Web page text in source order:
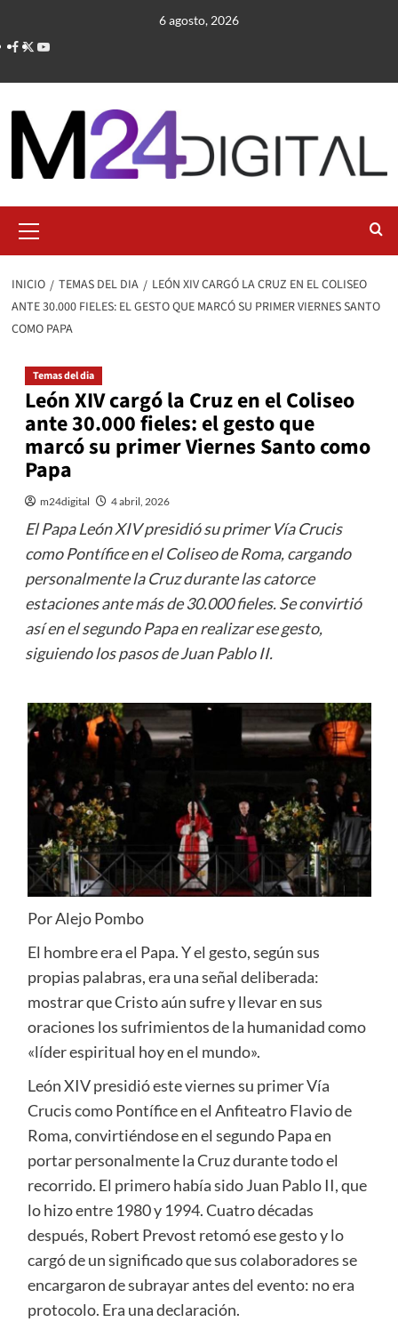
contenido
6 agosto, 2026
primario
INICIO TEMAS DEL DIA
LEÓN XIV CARGÓ LA CRUZ EN EL COLISEO
ANTE 30.000 FIELES: EL GESTO QUE MARCÓ SU PRIMER VIERNES SANTO
COMO PAPA
Temas del dia
León XIV cargó la Cruz en el Coliseo
ante 30.000 fieles: el gesto que
marcó su primer Viernes Santo como
Papa
m24digital 4 abril, 2026
El Papa León XIV presidió su primer Vía Crucis
como Pontífice en el Coliseo de Roma, cargando
personalmente la Cruz durante las catorce
estaciones ante más de 30.000 fieles. Se convirtió
así en el segundo Papa en realizar ese gesto,
siguiendo los pasos de Juan Pablo II.
Por Alejo Pombo
El hombre era el Papa. Y el gesto, según sus
propias palabras, era una señal deliberada:
mostrar que Cristo aún sufre y llevar en sus
oraciones los sufrimientos de la humanidad como
«líder espiritual hoy en el mundo».
León XIV presidió este viernes su primer Vía
Crucis como Pontífice en el Anfiteatro Flavio de
Roma, convirtiéndose en el segundo Papa en
portar personalmente la Cruz durante todo el
recorrido. El primero había sido Juan Pablo II, que
lo hizo entre 1980 y 1994. Cuatro décadas
después, Robert Prevost retomó ese gesto y lo
cargó de un significado que sus colaboradores se
encargaron de subrayar antes del evento: no era
protocolo. Era una declaración.